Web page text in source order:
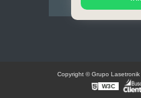
Mapa
Copyright © Grupo
W3C